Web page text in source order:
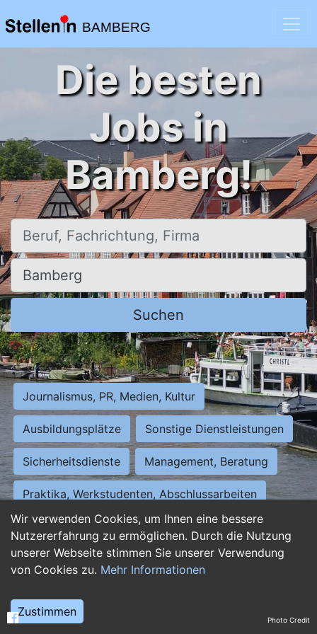
BAMBERG
Wir verwenden Cookies, um Ihnen eine bessere
Nutzererfahrung zu ermöglichen. Durch die Nutzung
unserer Webseite stimmen Sie unserer Verwendung
von Cookies zu. Mehr Informationen
Zustimmen
Die besten
Jobs in
Bamberg!
Beruf, Fachrichtung, Firma
Ort, Stadt
Suchen
Journalismus, PR, Medien, Kultur
Ausbildungsplätze Sonstige Dienstleistungen
Sicherheitsdienste Management, Beratung
Praktika, Werkstudenten, Abschlussarbeiten
Personalwesen Assistenz, Sekretariat
Hilfskräfte, Aushilfs- und Nebenjobs
Weiterbildung, Studium, duale Ausbildung Photo Credit